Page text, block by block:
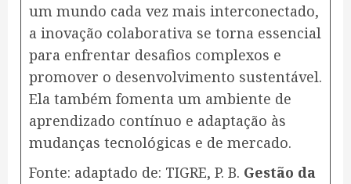
um mundo cada vez mais interconectado,
a inovação colaborativa se torna essencial
para enfrentar desafios complexos e
promover o desenvolvimento sustentável.
Ela também fomenta um ambiente de
aprendizado contínuo e adaptação às
mudanças tecnológicas e de mercado.
Fonte: adaptado de: TIGRE, P. B. Gestão da